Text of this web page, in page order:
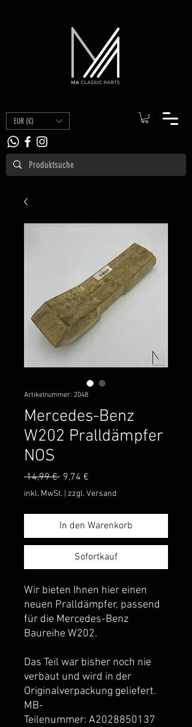
EUR (€)
Artikelnummer: 2048
Mercedes-Benz
W202 Pralldämpfer
NOS
14,99 € Standardpreis
9,74 €
Preis
inkl. MwSt. zzgl. Versand
In den Warenkorb
Sofortkauf
Wir bieten Ihnen hier einen
neuen Pralldämpfer, passend
für die Mercedes-Benz
Baureihe W202.
Das Teil war bisher noch nie
verbaut und wird in der
Originalverpackung geliefert.
MB-
Teilenummer: A2028850137